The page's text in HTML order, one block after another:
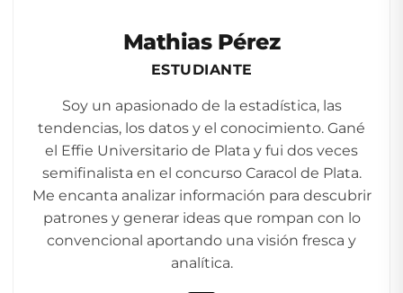
Mathias Pérez
ESTUDIANTE
Soy un apasionado de la estadística, las
tendencias, los datos y el conocimiento. Gané
el Effie Universitario de Plata y fui dos veces
semifinalista en el concurso Caracol de Plata.
Me encanta analizar información para descubrir
patrones y generar ideas que rompan con lo
convencional aportando una visión fresca y
analítica.